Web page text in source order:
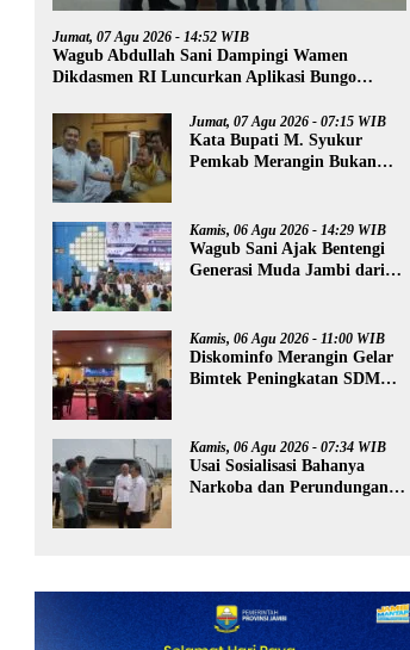
Jumat, 07 Agu 2026 - 14:52 WIB
Wagub Abdullah Sani Dampingi Wamen
Dikdasmen RI Luncurkan Aplikasi Bungo
Jumat, 07 Agu 2026 - 07:15 WIB
Kata Bupati M. Syukur
Pemkab Merangin Bukan
Kamis, 06 Agu 2026 - 14:29 WIB
Wagub Sani Ajak Bentengi
Generasi Muda Jambi dari
Kamis, 06 Agu 2026 - 11:00 WIB
Diskominfo Merangin Gelar
Bimtek Peningkatan SDM
Kamis, 06 Agu 2026 - 07:34 WIB
Usai Sosialisasi Bahanya
Narkoba dan Perundungan,